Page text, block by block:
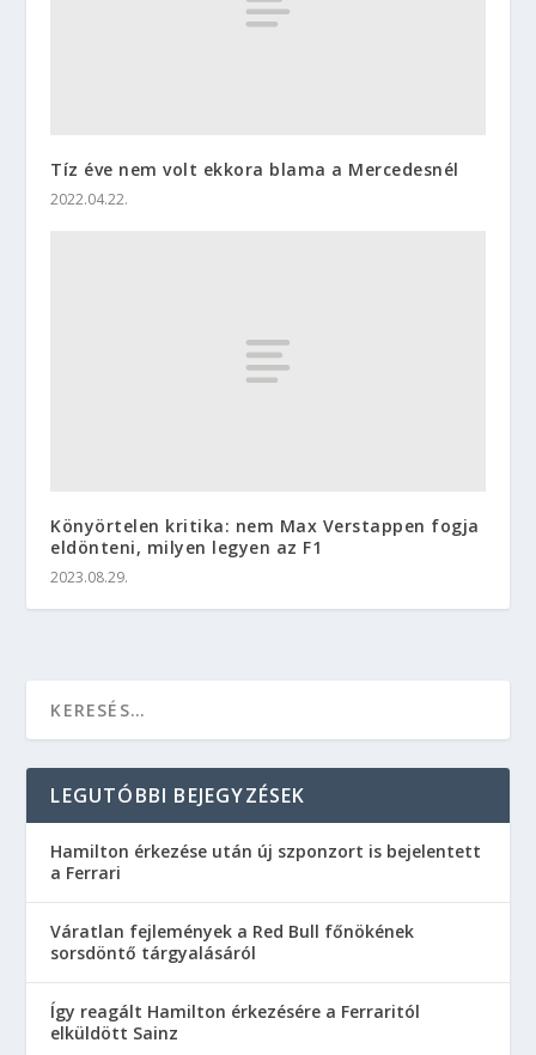
Tíz éve nem volt ekkora blama a Mercedesnél
2022.04.22.
Könyörtelen kritika: nem Max Verstappen fogja
eldönteni, milyen legyen az F1
2023.08.29.
LEGUTÓBBI BEJEGYZÉSEK
Hamilton érkezése után új szponzort is bejelentett
a Ferrari
Váratlan fejlemények a Red Bull főnökének
sorsdöntő tárgyalásáról
Így reagált Hamilton érkezésére a Ferraritól
elküldött Sainz